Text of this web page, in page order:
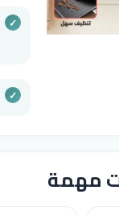
مهمة